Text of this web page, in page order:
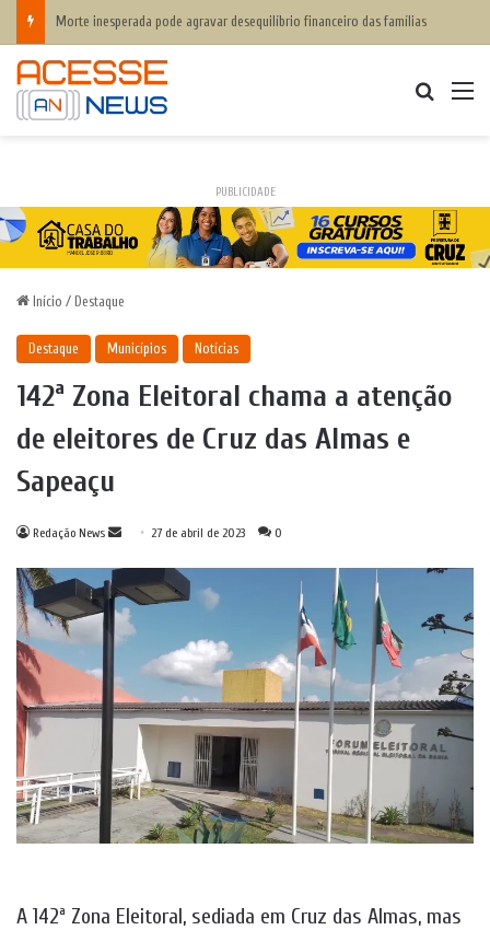
PUBLICIDADE
Início / Destaque
Destaque Municípios Notícias
142ª Zona Eleitoral chama a atenção
de eleitores de Cruz das Almas e
Sapeaçu
Redação News
Mande
e-
mail
27 de abril de 2023 0
A 142ª Zona Eleitoral, sediada em Cruz das Almas, mas